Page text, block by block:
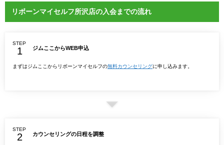
リボーンマイセルフ所沢店の入会までの流れ
STEP
ジムここからWEB申込
まずはジムここからリボーンマイセルフの無料カウンセリングに申し込みます。
STEP
カウンセリングの日程を調整